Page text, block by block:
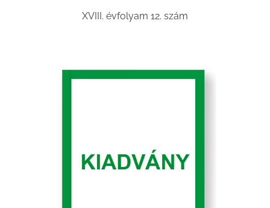
XVIII. évfolyam 12. szám